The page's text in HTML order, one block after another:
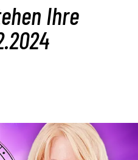
Ihre